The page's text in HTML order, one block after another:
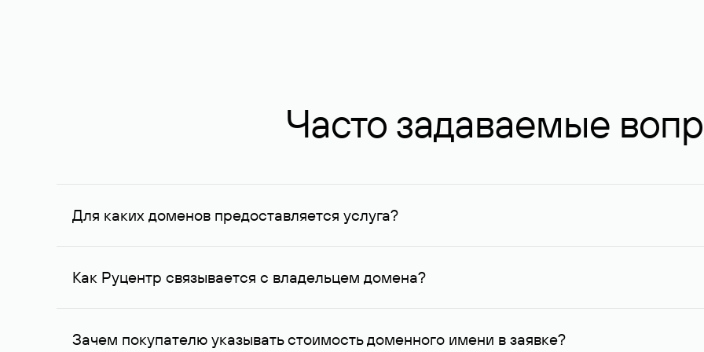
Часто задаваемые
Для каких доменов предоставляется услуга?
Услуга доступна для доменов, зарегистрированных в Руцентре и у других регистраторов. Для доменов,
Как Руцентр связывается с владельцем домена?
Для связи с владельцем домена используются его контактные данные, доступные Руцентру.
Зачем покупателю указывать стоимость доменного имени в заявке?